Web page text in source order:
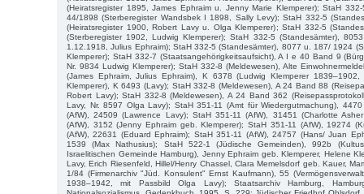
(Heiratsregister 1895, James Ephraim u. Jenny Marie Klemperer); StaH
44/1898 (Sterberegister Wandsbek I 1898, Sally Levy); StaH 332-5
(Heiratsregister 1900, Robert Lavy u. Olga Klemperer); StaH 332-5
(Sterberegister 1902, Ludwig Klemperer); StaH 332-5 (Standesämter),
1.12.1918, Julius Ephraim); StaH 332-5 (Standesämter), 8077 u. 187/ 1924
Klemperer); StaH 332-7 (Staatsangehörigkeitsaufsicht), A I e 40 Band 9
Nr. 9834 Ludwig Klemperer); StaH 332-8 (Meldewesen), Alte
(James Ephraim, Julius Ephraim), K 6378 (Ludwig Klemperer 1839–1902,
Klemperer), K 6493 (Lavy); StaH 332-8 (Meldewesen), A 24 Band 88
Robert Lavy); StaH 332-8 (Meldewesen), A 24 Band 362
Lavy, Nr. 8597 Olga Lavy); StaH 351-11 (Amt für Wiedergutmachung),
(AfW), 24509 (Lawrence Lavy); StaH 351-11 (AfW), 31451 (Charlotte
(AfW), 3152 (Jenny Ephraim geb. Klemperer); StaH 351-11 (AfW), 19274
(AfW), 22631 (Eduard Ephraim); StaH 351-11 (AfW), 24757 (Hans/ Juan
1539 (Max Nathusius); StaH 522-1 (Jüdische Gemeinden), 992b
Israelitischen Gemeinde Hamburg), Jenny Ephraim geb. Klemperer, Helene
Lavy, Erich Riesenfeld, Hillel/Henry Chassel, Clara Memelsdorf geb. Kauer,
1/84 (Firmenarchiv "Jüd. Konsulent" Ernst Kaufmann), 55
1938–1942, mit Passbild Olga Lavy); Staatsarchiv Hamburg,